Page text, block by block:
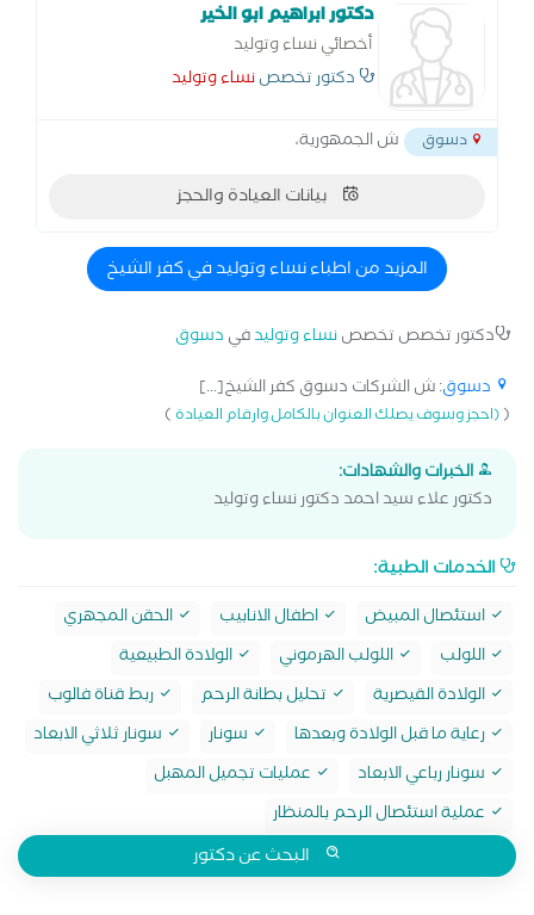
دكتور ابراهيم ابو الخير
أخصائي نساء وتوليد
دكتور تخصصنساء وتوليد
دسوق ش الجمهورية،
بيانات العيادة والحجز
المزيد من اطباء نساء وتوليد في كفر الشيخ
دكتور تخصص تخصصنساء وتوليدفي دسوق
دسوق: ش الشركات دسوق كفر الشيخ[...]
((احجز وسوف يصلك العنوان بالكامل وارقام العيادة)
الخبرات والشهادات:
دكتور علاء سيد احمد دكتور نساء وتوليد
الخدمات الطبية:
استئصال المبيض اطفال الانابيب
الحقن المجهري
اللولب
اللولب الهرموني
الولادة الطبيعية
الولادة القيصرية
تحليل بطانة الرحم
ربط قناة فالوب
رعاية ما قبل الولادة وبعدها
سونار
سونار ثلاثي الابعاد
سونار رباعي الابعاد
عمليات تجميل المهبل
عملية استئصال الرحم بالمنظار
البحث عن دكتور